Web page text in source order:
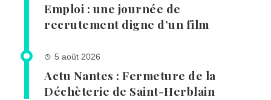
Emploi : une journée de
recrutement digne d’un film
5 août 2026
Actu Nantes : Fermeture de la
Déchèterie de Saint-Herblain